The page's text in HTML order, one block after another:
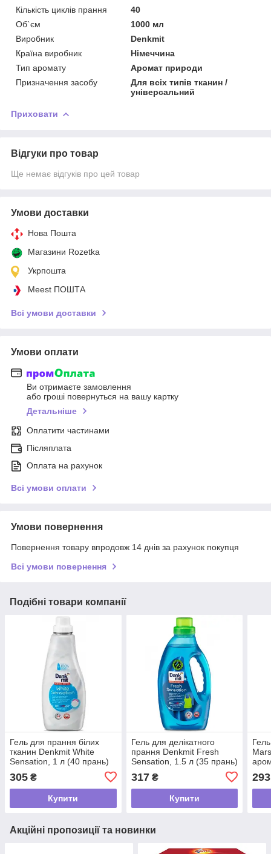
Кількість циклів прання
40
Об`єм
1000 мл
Виробник
Denkmit
Країна виробник
Німеччина
Тип аромату
Аромат природи
Призначення засобу
Для всіх типів тканин /
універсальний
Приховати
Відгуки про товар
Ще немає відгуків про цей товар
Умови доставки
Нова Пошта
Магазини Rozetka
Укрпошта
Meest ПОШТА
Всі умови доставки
Умови оплати
Ви отримаєте замовлення
або гроші повернуться на вашу картку
Детальніше
Оплатити частинами
Післяплата
Оплата на рахунок
Всі умови оплати
Умови повернення
Повернення товару впродовж 14 днів за рахунок покупця
Всі умови повернення
Подібні товари компанії
Гель для прання білих
тканин Denkmit White
Sensation, 1 л (40 прань)
305 ₴
Купити
Гель для делікатного
прання Denkmit Fresh
Sensation, 1.5 л (35 прань)
317₴
Купити
293
Акційні пропозиції та новинки